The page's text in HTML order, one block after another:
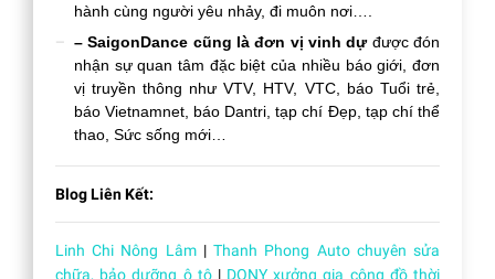
hành cùng người yêu nhảy, đi muôn nơi….
– SaigonDance cũng là đơn vị vinh dựđược đón
nhận sự quan tâm đặc biệt của nhiều báo giới, đơn
vị truyền thông như VTV, HTV, VTC, báo Tuổi trẻ,
báo Vietnamnet, báo Dantri, tạp chí Đẹp, tạp chí thể
thao, Sức sống mới…
Blog Liên Kết:
Linh Chi Nông Lâm|Thanh Phong Auto chuyên sửa
chữa, bảo dưỡng ô tô| DONY xưởng gia công đồ thời